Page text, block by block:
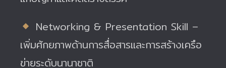
Networking & Presentation Skill –
เพิ่มศักยภาพด้านการสื่อสารและการสร้างเครือ
ข่ายระดับนานาชาติ